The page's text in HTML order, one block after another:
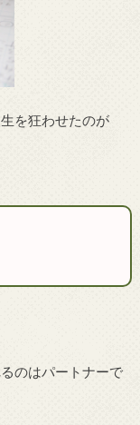
を狂わせたのが
のはパートナーで